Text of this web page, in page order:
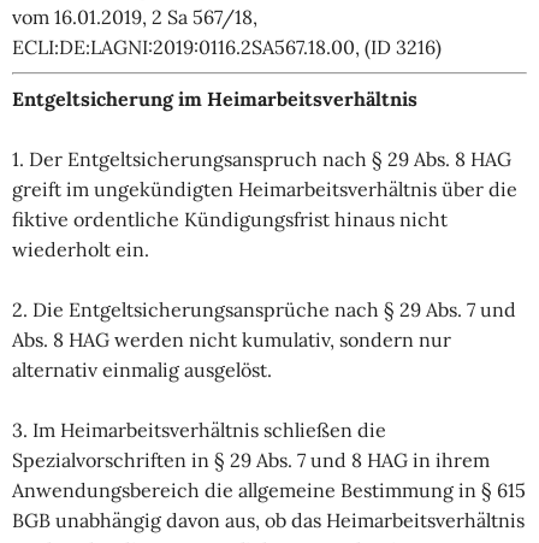
vom 16.01.2019, 2 Sa 567/18,
ECLI:DE:LAGNI:2019:0116.2SA567.18.00, (ID 3216)
Entgeltsicherung im Heimarbeitsverhältnis
1. Der Entgeltsicherungsanspruch nach § 29 Abs. 8 HAG
greift im ungekündigten Heimarbeitsverhältnis über die
fiktive ordentliche Kündigungsfrist hinaus nicht
wiederholt ein.
2. Die Entgeltsicherungsansprüche nach § 29 Abs. 7 und
Abs. 8 HAG werden nicht kumulativ, sondern nur
alternativ einmalig ausgelöst.
3. Im Heimarbeitsverhältnis schließen die
Spezialvorschriften in § 29 Abs. 7 und 8 HAG in ihrem
Anwendungsbereich die allgemeine Bestimmung in § 615
BGB unabhängig davon aus, ob das Heimarbeitsverhältnis